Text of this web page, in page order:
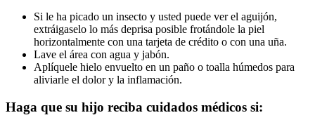
Si le ha picado un insecto y usted puede ver el aguijón,
extráigaselo lo más deprisa posible frotándole la piel
horizontalmente con una tarjeta de crédito o con una uña.
Lave el área con agua y jabón.
Aplíquele hielo envuelto en un paño o toalla húmedos para
aliviarle el dolor y la inflamación.
Haga que su hijo reciba cuidados médicos si: